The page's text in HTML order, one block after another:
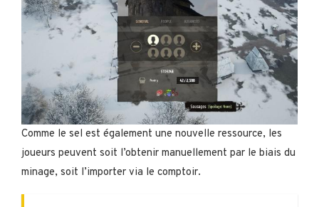
Comme le sel est également une nouvelle ressource, les
joueurs peuvent soit l’obtenir manuellement par le biais du
minage, soit l’importer via le comptoir.